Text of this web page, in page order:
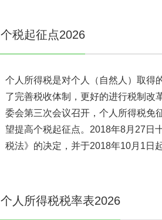
个税起征点2026
个人所得税是对个人（自然人）取得
了完善税收体制，更好的进行税制改
委会第三次会议召开，个人所得税免
望提高个税起征点。2018年8月27日
税法》的决定，并于2018年10月1日
个人所得税税率表2026